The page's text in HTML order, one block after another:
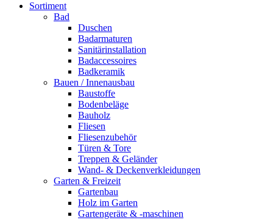
Sortiment
Bad
Duschen
Badarmaturen
Sanitärinstallation
Badaccessoires
Badkeramik
Bauen / Innenausbau
Baustoffe
Bodenbeläge
Bauholz
Fliesen
Fliesenzubehör
Türen & Tore
Treppen & Geländer
Wand- & Deckenverkleidungen
Garten & Freizeit
Gartenbau
Holz im Garten
Gartengeräte & -maschinen